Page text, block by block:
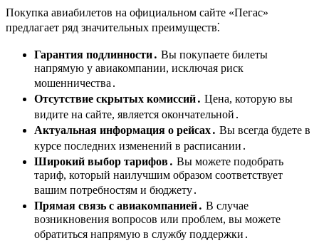
Покупка авиабилетов на официальном сайте «Пегас»
предлагает ряд значительных преимуществ⁚
Гарантия подлинности․ Вы покупаете билеты
напрямую у авиакомпании, исключая риск
мошенничества․
Отсутствие скрытых комиссий․ Цена, которую вы
видите на сайте, является окончательной․
Актуальная информация о рейсах․ Вы всегда будете в
курсе последних изменений в расписании․
Широкий выбор тарифов․ Вы можете подобрать
тариф, который наилучшим образом соответствует
вашим потребностям и бюджету․
Прямая связь с авиакомпанией․ В случае
возникновения вопросов или проблем, вы можете
обратиться напрямую в службу поддержки․